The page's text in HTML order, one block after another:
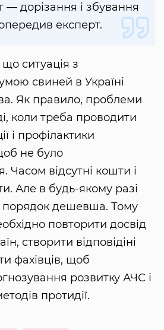
— дорізання і збування
експерт.
ситуація з
свиней в Україні
Як правило, проблеми
коли треба проводити
і профілактики
не було
відсутні кошти і
Але в будь-якому разі
порядок дешевша. Тому
повторити досвід
створити відповідіні
фахівців, щоб
розвитку АЧС і
протидії.